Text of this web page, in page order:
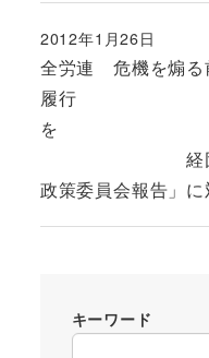
全労連 危機を煽る
履行
経団連「
政策委員会報告」
投稿日
2012年1月26日
キーワード